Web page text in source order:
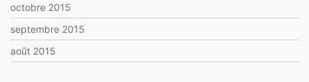
octobre 2015
septembre 2015
août 2015